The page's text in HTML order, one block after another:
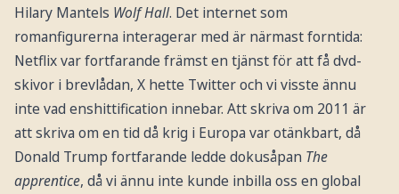
Hilary Mantels Wolf Hall. Det internet som
romanfigurerna interagerar med är närmast forntida:
Netflix var fortfarande främst en tjänst för att få dvd-
skivor i brevlådan, X hette Twitter och vi visste ännu
inte vad enshittification innebar. Att skriva om 2011 är
att skriva om en tid då krig i Europa var otänkbart, då
Donald Trump fortfarande ledde dokusåpan The
apprentice, då vi ännu inte kunde inbilla oss en global